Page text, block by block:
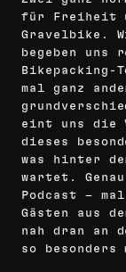
für Freiheit
Gravelbike.
begeben uns
mal ganz
eint uns die
dieses
was hinter
wartet.
Podcast –
Gästen aus
nah dran an
so besonders